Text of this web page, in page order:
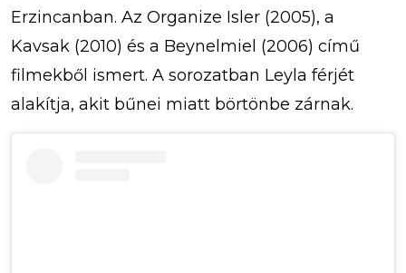
Erzincanban. Az Organize Isler (2005), a
Kavsak (2010) és a Beynelmiel (2006) című
filmekből ismert. A sorozatban Leyla férjét
alakítja, akit bűnei miatt börtönbe zárnak.